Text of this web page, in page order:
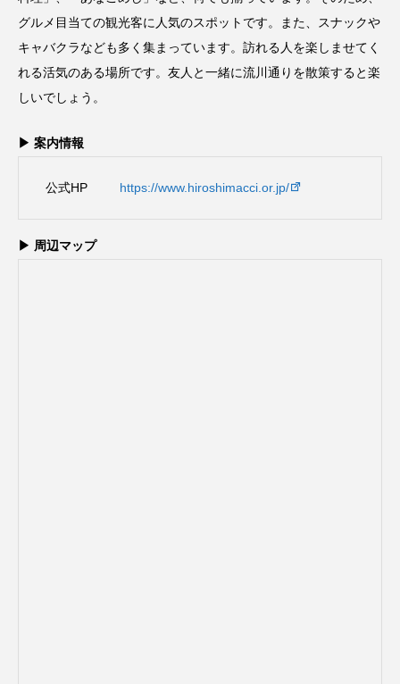
グルメ目当ての観光客に人気のスポットです。また、スナックや
キャバクラなども多く集まっています。訪れる人を楽しませてく
れる活気のある場所です。友人と一緒に流川通りを散策すると楽
しいでしょう。
▶ 案内情報
公式HP https://www.hiroshimacci.or.jp/
▶ 周辺マップ